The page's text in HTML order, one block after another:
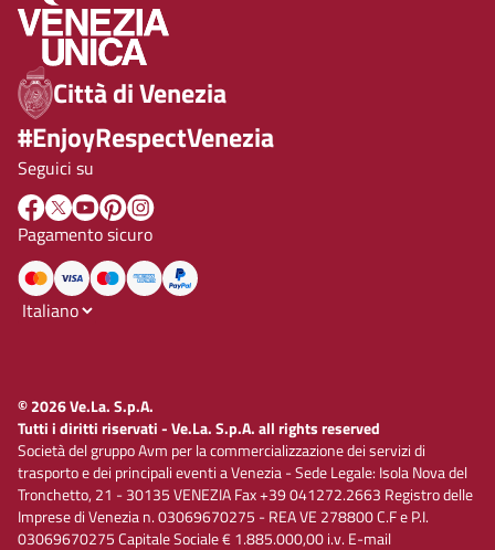
Città di Venezia
#EnjoyRespectVenezia
Seguici su
Pagamento sicuro
© 2026 Ve.La. S.p.A.
Tutti i diritti riservati - Ve.La. S.p.A. all rights reserved
Società del gruppo Avm per la commercializzazione dei servizi di
trasporto e dei principali eventi a Venezia - Sede Legale: Isola Nova del
Tronchetto, 21 - 30135 VENEZIA Fax +39 041272.2663 Registro delle
Imprese di Venezia n. 03069670275 - REA VE 278800 C.F e P.I.
03069670275 Capitale Sociale € 1.885.000,00 i.v. E-mail